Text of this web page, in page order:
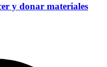
y donar materiales